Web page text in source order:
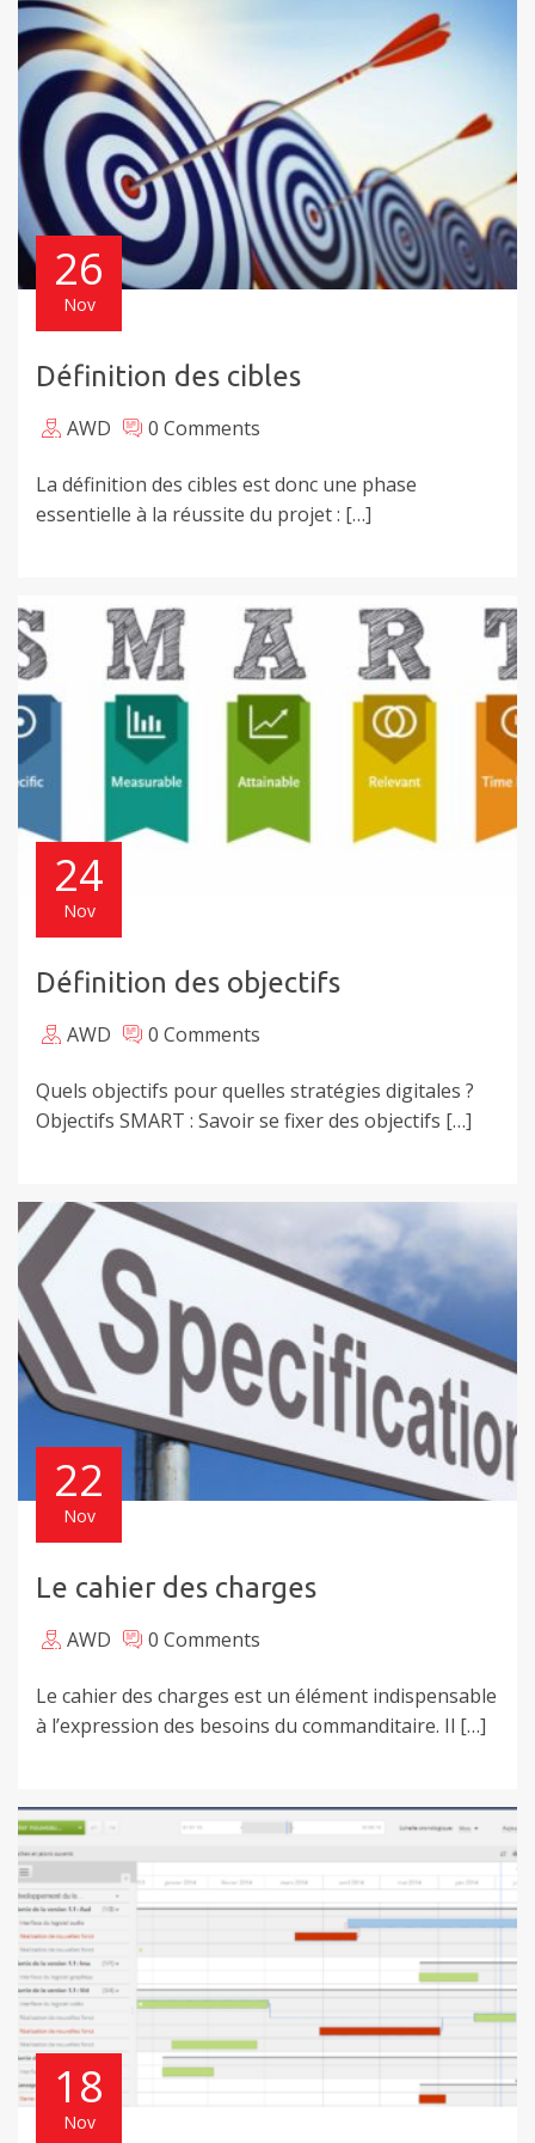
26
Nov
Définition des cibles
AWD 0 Comments
La définition des cibles est donc une phase
essentielle à la réussite du projet : […]
24
Nov
Définition des objectifs
AWD 0 Comments
Quels objectifs pour quelles stratégies digitales ?
Objectifs SMART : Savoir se fixer des objectifs […]
22
Nov
Le cahier des charges
AWD 0 Comments
Le cahier des charges est un élément indispensable
à l’expression des besoins du commanditaire. Il […]
18
Nov